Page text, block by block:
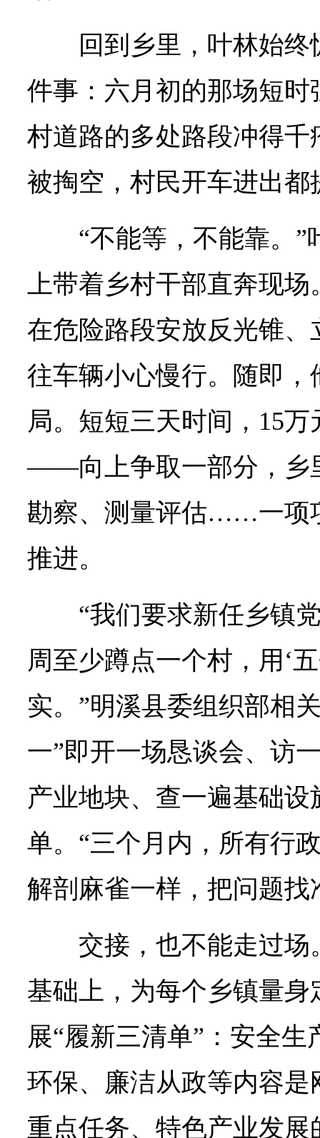
回到乡里，叶林始
件事：六月初的那场短
村道路的多处路段冲得
被掏空，村民开车进出都
“不能等，不能靠。
上带着乡村干部直奔现
在危险路段安放反光锥
往车辆小心慢行。随即
局。短短三天时间，15
——向上争取一部分，乡
勘察、测量评估……一项
推进。
“我们要求新任乡镇
周至少蹲点一个村，用‘
实。”明溪县委组织部相
一”即开一场恳谈会、访
产业地块、查一遍基础
单。“三个月内，所有行
解剖麻雀一样，把问题找
交接，也不能走过
基础上，为每个乡镇量
展“履新三清单”：安全
环保、廉洁从政等内容
重点任务、特色产业发